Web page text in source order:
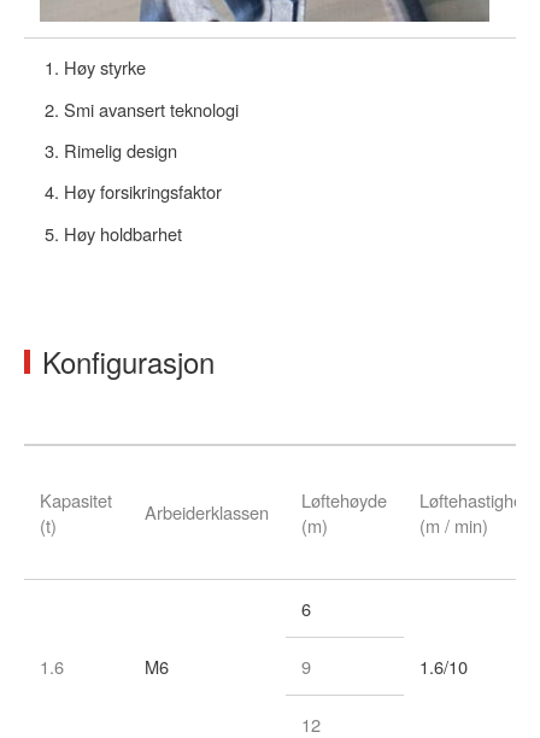
Høy styrke
Smi avansert teknologi
Rimelig design
Høy forsikringsfaktor
Høy holdbarhet
Konfigurasjon
Kapasitet
(t)
Arbeiderklassen
Løftehøyde
(m)
Løftehastighet
(m / min)
1.6 M6
6
1.6/10
9
12